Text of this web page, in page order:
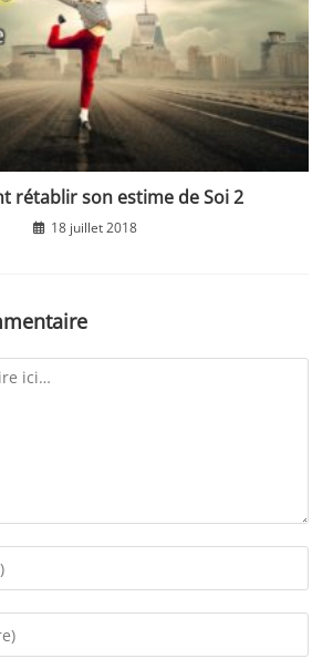
rétablir son estime de Soi 2
18 juillet 2018